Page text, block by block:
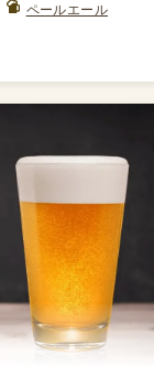
ペールエール